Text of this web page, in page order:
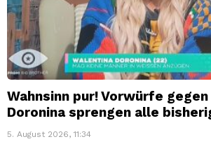
Wahnsinn pur! Vorwürfe
Doronina sprengen alle
5. August 2026, 11:34